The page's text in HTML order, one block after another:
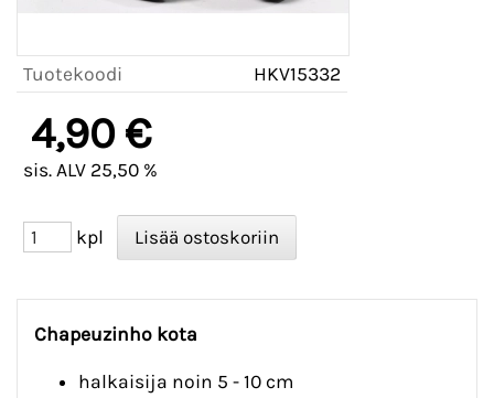
Tuotekoodi HKV15332
4,90 €
sis. ALV 25,50 %
kpl
Chapeuzinho kota
halkaisija noin 5 - 10 cm